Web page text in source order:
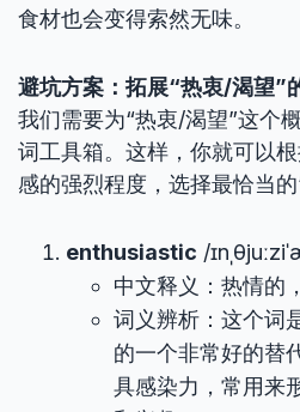
食材也会变得索然无味。
避坑方案：拓展“热衷/渴望”
我们需要为“热衷/渴望”这个
词工具箱。这样，你就可以
感的强烈程度，选择最恰当的
enthusiastic /
中文释义：热情的
词义辨析：这个词
的一个非常好的替
具感染力，常用来